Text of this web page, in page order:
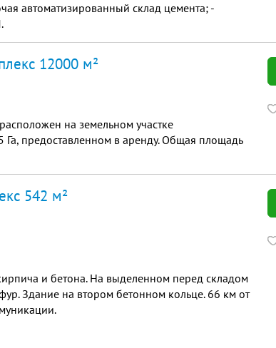
автоматизированный склад цемента; -
12000 м²
на земельном участке
предоставленном в аренду. Общая площадь
542 м²
и бетона. На выделенном перед складом
Здание на втором бетонном кольце. 66 км от